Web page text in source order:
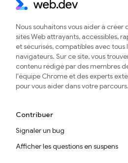
Nous souhaitons vous aider à créer
sites Web attrayants, accessibles,
et sécurisés, compatibles avec tous
navigateurs. Sur ce site, vous
contenu rédigé par des membres
l'équipe Chrome et des experts
pour vous aider dans votre parcours.
Contribuer
Signaler un bug
Afficher les questions en suspens